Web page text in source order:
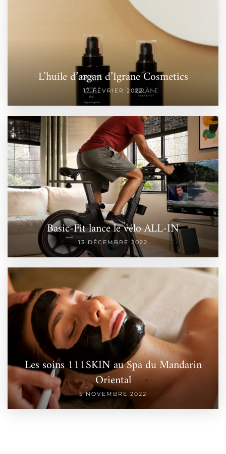
L’huile d’argan d’Igrane Cosmetics
17 FÉVRIER 2022
Basic-Fit lance le vélo ALL-IN
13 DÉCEMBRE 2022
Les soins 111SKIN au Spa du Mandarin
Oriental
5 NOVEMBRE 2022